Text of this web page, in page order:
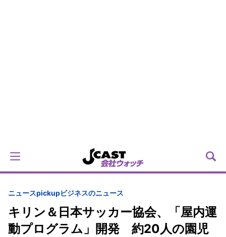
ニュースpickupビジネスのニュース
キリン＆日本サッカー協会、「屋内運
動プログラム」開発 約20人の園児